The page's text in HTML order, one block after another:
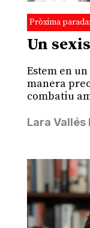
Pròxima
Un
Estem en
manera
combatiu
Lara Vallés